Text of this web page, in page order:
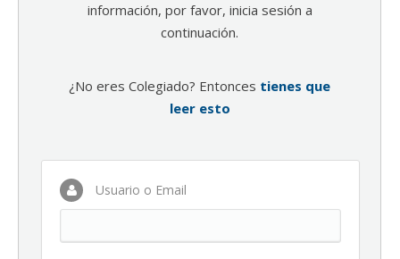
información, por favor, inicia sesión a
continuación.
¿No eres Colegiado? Entonces tienes que
leer esto
Usuario o Email